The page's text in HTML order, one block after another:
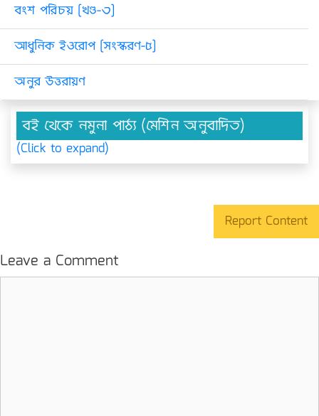
বংশ পরিচয় [খণ্ড-৩]
আধুনিক ইওরোপ [সংস্করণ-৫]
অনুর উত্তরায়ণ
বই থেকে নমুনা পাঠ্য (মেশিন অনুবাদিত)
(Click to expand)
Report Content
Leave a Comment